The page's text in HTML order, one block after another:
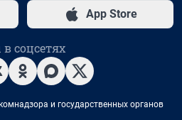
App Store
соцсетях
и государственных органов